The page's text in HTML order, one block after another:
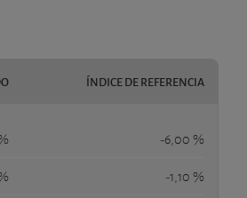
ÍNDICE DE REFERENCIA
-6,00 %
-1,10 %